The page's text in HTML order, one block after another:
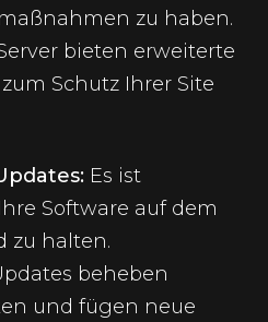
zu haben.
bieten erweiterte
Schutz Ihrer Site
Es ist
Software auf dem
zu halten.
beheben
und fügen neue